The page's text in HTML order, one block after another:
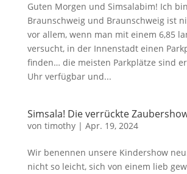
Guten Morgen und Simsalabim! Ich
Braunschweig und Braunschweig ist
vor allem, wenn man mit einem 6,85
versucht, in der Innenstadt einen
finden… die meisten Parkplätze sind
Uhr verfügbar und...
Simsala! Die verrückte
von timothy| Apr. 19, 2024
Wir benennen unsere Kindershow
nicht so leicht, sich von einem lieb